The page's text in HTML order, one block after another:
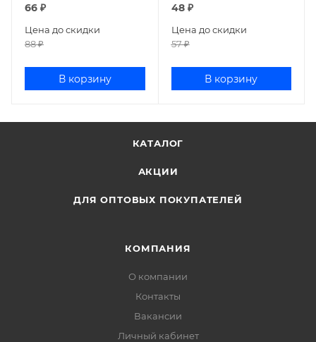
66 ₽
Цена до скидки
88₽
В корзину
48₽
Цена до скидки
57₽
В корзину
КАТАЛОГ
АКЦИИ
ДЛЯ ОПТОВЫХ ПОКУПАТЕЛЕЙ
КОМПАНИЯ
О компании
Контакты
Вакансии
Личный кабинет